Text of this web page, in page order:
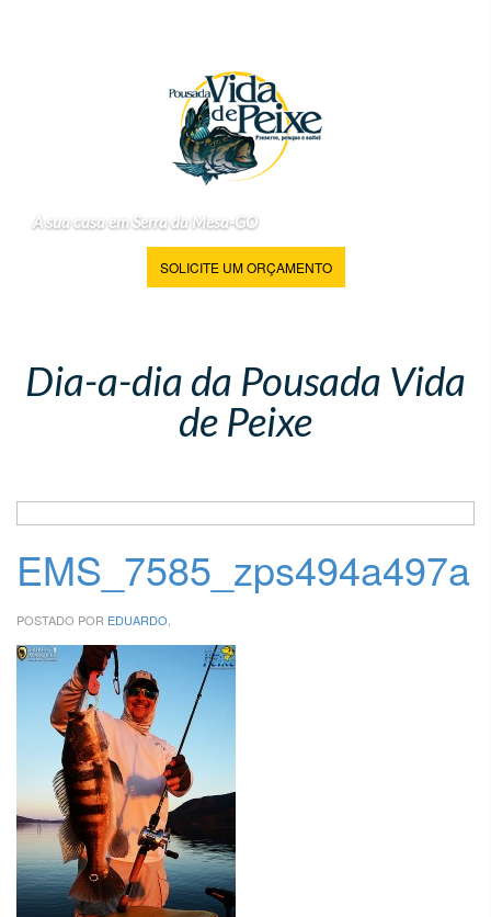
A sua casa em Serra da Mesa-GO
SOLICITE UM ORÇAMENTO
Dia-a-dia da Pousada Vida
de Peixe
EMS_7585_zps494a497a
POSTADO POR EDUARDO,